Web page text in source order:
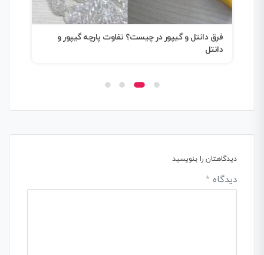
فرق دانتل و گیپور در چیست؟ تفاوت پارچه گیپور و
دانتل
دیدگاهتان را بنویسید
دیدگاه *